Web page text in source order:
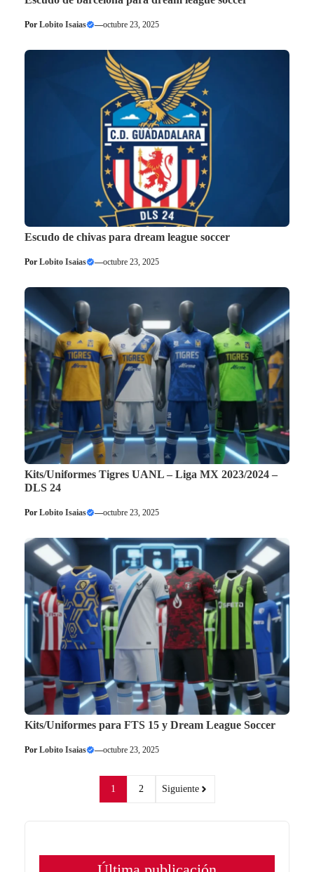
Por Lobito Isaias —octubre 23, 2025
Escudo de chivas para dream league soccer
Por Lobito Isaias —octubre 23, 2025
Kits/Uniformes Tigres UANL – Liga MX 2023/2024 –
DLS 24
Por Lobito Isaias —octubre 23, 2025
Kits/Uniformes para FTS 15 y Dream League Soccer
Por Lobito Isaias —octubre 23, 2025
1 2 Siguiente